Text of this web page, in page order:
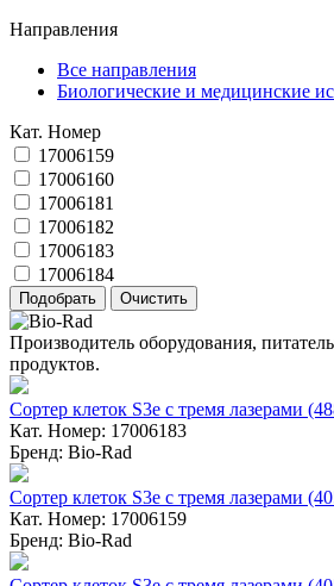
Направления
Все направления
Биологические и медицинские
Кат. Номер
17006159
17006160
17006181
17006182
17006183
17006184
Производитель оборудования,
продуктов.
Сортер клеток S3e с тремя лазерами
Кат. Номер: 17006183
Бренд: Bio-Rad
Сортер клеток S3e с тремя лазерами
Кат. Номер: 17006159
Бренд: Bio-Rad